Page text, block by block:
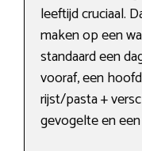
leeftijd cruciaal.
maken op een
standaard een
vooraf, een
rijst/pasta +
gevogelte en